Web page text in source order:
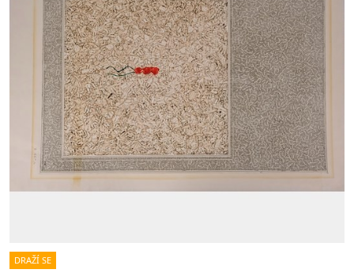
DRAŽÍ SE